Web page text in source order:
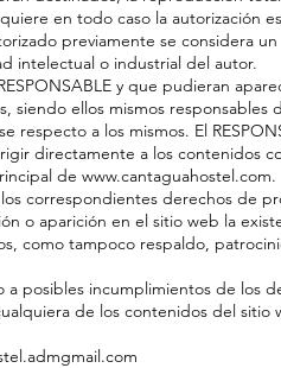
en todo caso la autorización
previamente se considera un
intelectual o industrial del autor.
y que pudieran
siendo ellos mismos responsables
respecto a los mismos. El
directamente a los contenidos
de www.cantaguahostel.com.
los correspondientes derechos de
o aparición en el sitio web la
como tampoco respaldo,
posibles incumplimientos de los
de los contenidos del sitio